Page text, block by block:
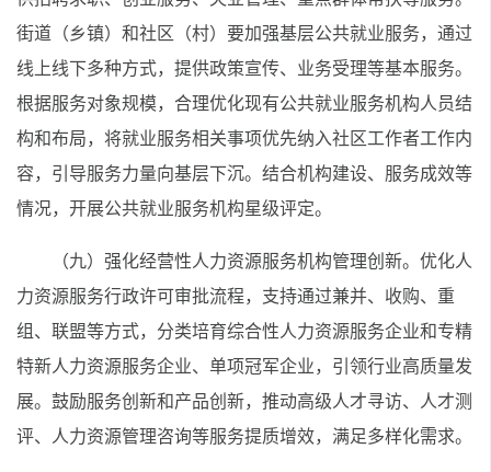
街道（乡镇）和社区（村）要加强基层公共就业服务，通过
线上线下多种方式，提供政策宣传、业务受理等基本服务。
根据服务对象规模，合理优化现有公共就业服务机构人员结
构和布局，将就业服务相关事项优先纳入社区工作者工作内
容，引导服务力量向基层下沉。结合机构建设、服务成效等
情况，开展公共就业服务机构星级评定。
（九）强化经营性人力资源服务机构管理创新。优化人
力资源服务行政许可审批流程，支持通过兼并、收购、重
组、联盟等方式，分类培育综合性人力资源服务企业和专精
特新人力资源服务企业、单项冠军企业，引领行业高质量发
展。鼓励服务创新和产品创新，推动高级人才寻访、人才测
评、人力资源管理咨询等服务提质增效，满足多样化需求。